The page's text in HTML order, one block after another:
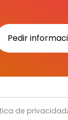
Pedir
de privacidad